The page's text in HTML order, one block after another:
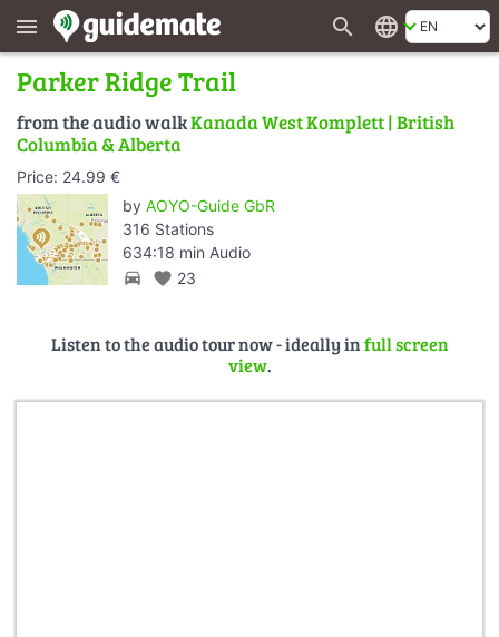
menu search language
Parker Ridge Trail
from the audio walkKanada West Komplett | British
Columbia & Alberta
Price: 24.99 €
by AOYO-Guide GbR
316 Stations
634:18 min Audio
directions_car favorite 23
Listen to the audio tour now - ideally infull screen
view.